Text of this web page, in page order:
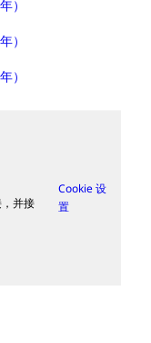
）
）
）
并接
Cookie 设
置